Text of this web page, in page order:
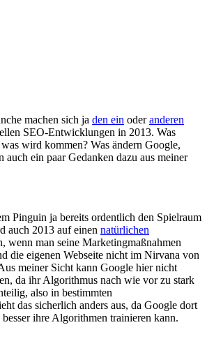
machen sich ja den ein oderanderen
SEO-Entwicklungen in 2013. Was
wird kommen? Was ändern Google,
auch ein paar Gedanken dazu aus meiner
Pinguin ja bereits ordentlich den Spielraum
auch 2013 auf einen natürlichen
wenn man seine Marketingmaßnahmen
die eigenen Webseite nicht im Nirvana von
meiner Sicht kann Google hier nicht
da ihr Algorithmus nach wie vor zu stark
also in bestimmten
das sicherlich anders aus, da Google dort
ihre Algorithmen trainieren kann.